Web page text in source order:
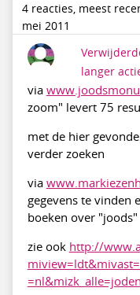
4 reacties, meest
mei 2011
langer
via
zoom" levert 75
met de hier
verder zoeken
via
gegevens te vinden
boeken over "joods"
zie ook http://